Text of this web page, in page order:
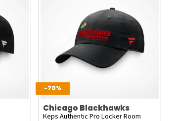
-70%
Chicago Blackhawks
Keps Authentic Pro Locker Room